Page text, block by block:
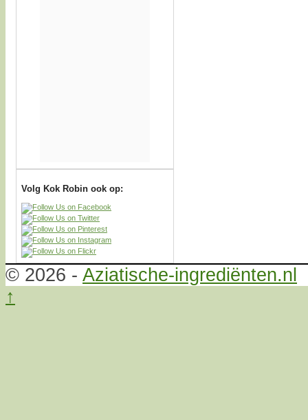
Volg Kok Robin ook op:
© 2026 - Aziatische-ingrediënten.nl
↑